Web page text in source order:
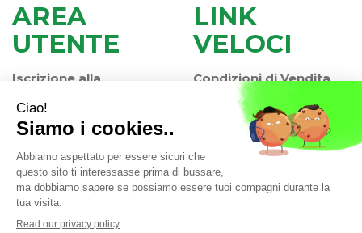
AREA
UTENTE
Iscrizione alla
Newsletter
Contatti
Informativa Privacy
LINK
VELOCI
Condizioni di Vendita
Modalità di Pagamento
Modalità di Spedizione
e Ritiro